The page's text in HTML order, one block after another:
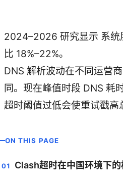
2024–2026 研究显示 系统
比 18%–22%。
DNS 解析波动在不同运营
同。现在峰值时段 DNS 耗
超时阈值过低会使重试戳高
ON THIS PAGE
Clash超时在中国环境下的